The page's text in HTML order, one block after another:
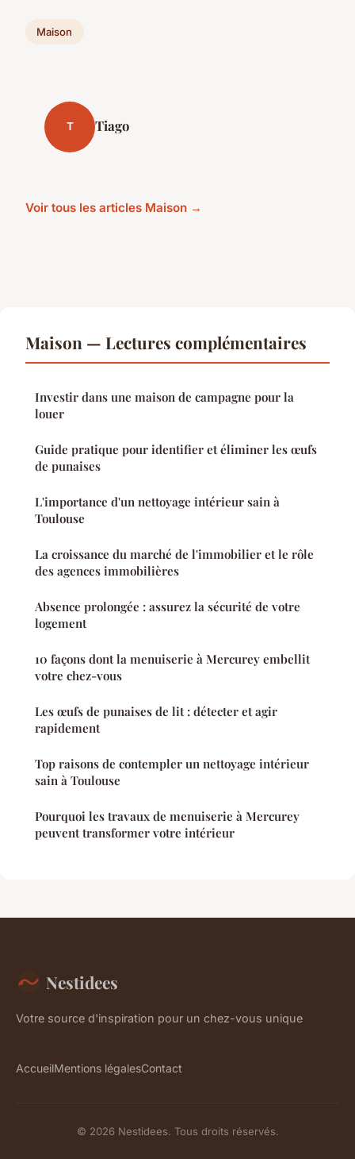
Maison
T Tiago
Voir tous les articles Maison →
Maison — Lectures complémentaires
Investir dans une maison de campagne pour la
louer
Guide pratique pour identifier et éliminer les œufs
de punaises
L'importance d'un nettoyage intérieur sain à
Toulouse
La croissance du marché de l'immobilier et le rôle
des agences immobilières
Absence prolongée : assurez la sécurité de votre
logement
10 façons dont la menuiserie à Mercurey embellit
votre chez-vous
Les œufs de punaises de lit : détecter et agir
rapidement
Top raisons de contempler un nettoyage intérieur
sain à Toulouse
Pourquoi les travaux de menuiserie à Mercurey
peuvent transformer votre intérieur
Nestidees
Votre source d'inspiration pour un chez-vous unique
AccueilMentions légalesContact
© 2026 Nestidees. Tous droits réservés.